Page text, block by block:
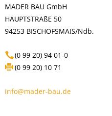
MADER BAU GmbH
HAUPTSTRAßE 50
94253 BISCHOFSMAIS/Ndb.
(0 99 20) 94 01-0
(0 99 20) 10 71
info@mader-bau.de